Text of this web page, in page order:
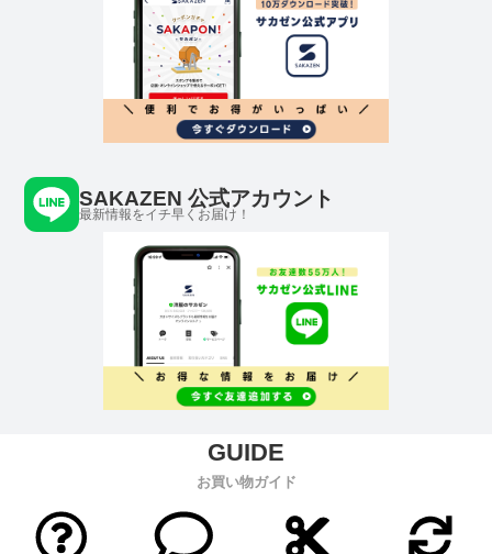
SAKAZEN 公式アカウント
最新情報をイチ早くお届け！
お買い物ガイド